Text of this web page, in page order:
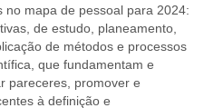
mapa de pessoal para 2024:
de estudo, planeamento,
de métodos e processos
que fundamentam e
pareceres, promover e
à definição e